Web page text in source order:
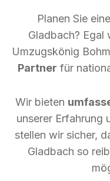
Planen Sie
Gladbach? Egal
Umzugskönig
Partner für
Wir bieten
unserer Erfahrung
stellen wir sicher,
Gladbach so